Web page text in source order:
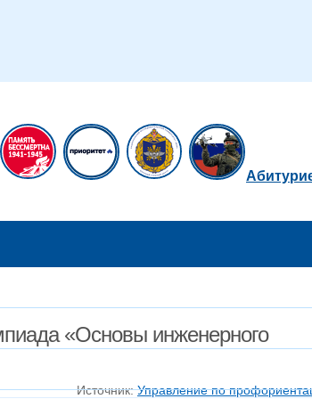
«Основы инженерного
Источник:Управление по